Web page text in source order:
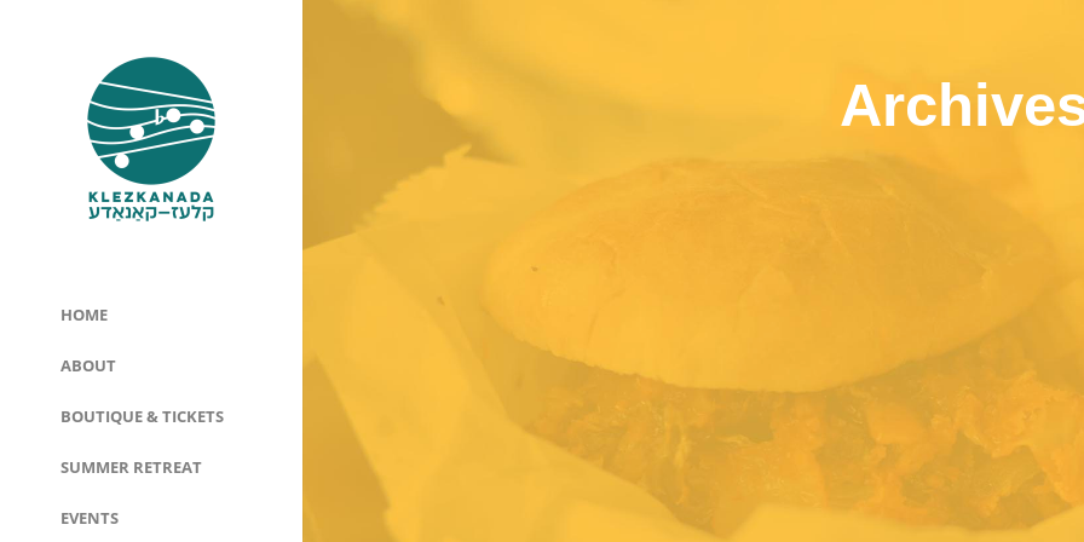
HOME
ABOUT
BOUTIQUE & TICKETS
SUMMER RETREAT
EVENTS